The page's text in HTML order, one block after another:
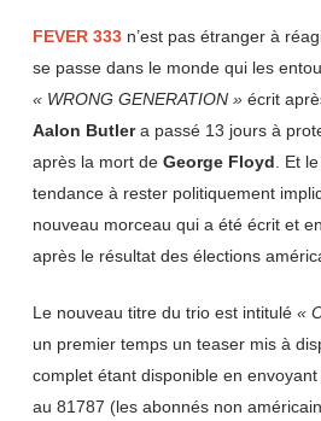
FEVER 333n’est pas étranger à
se passe dans le monde qui les
« WRONG GENERATION »écrit
Aalon Butlera passé 13 jours à
après la mort de George Floyd . Et
tendance à rester politiquement
nouveau morceau qui a été écrit et
après le résultat des élections
Le nouveau titre du trio est intitulé «
un premier temps un teaser mis à
complet étant disponible en envoyant
au 81787 (les abonnés non